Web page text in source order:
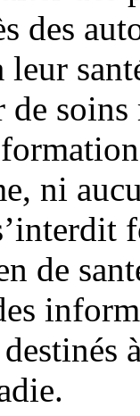
des
ni
de